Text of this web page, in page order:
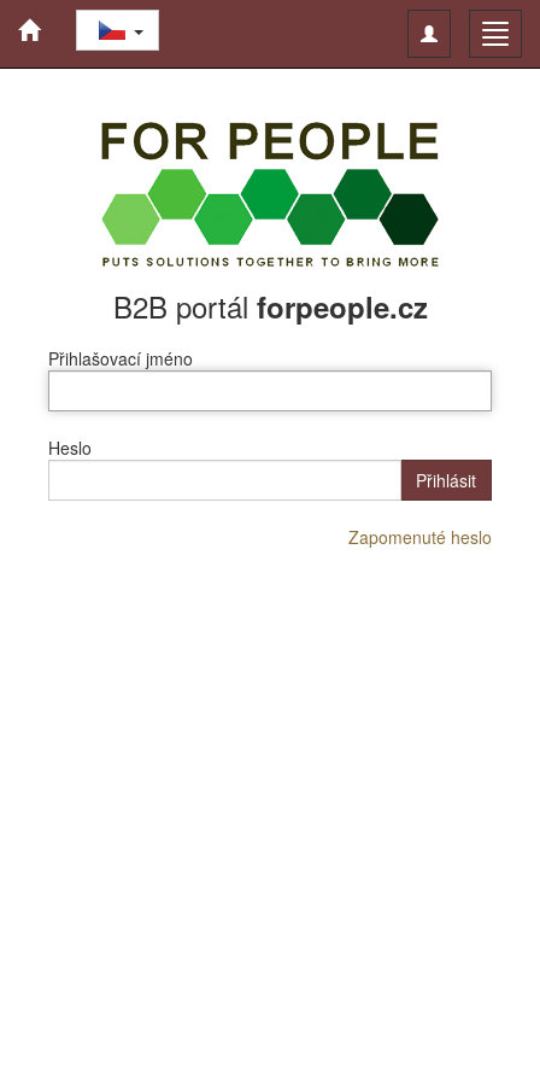
Toggle
navigation
B2B portál forpeople.cz
Přihlašovací jméno
Heslo
Přihlásit
Zapomenuté heslo